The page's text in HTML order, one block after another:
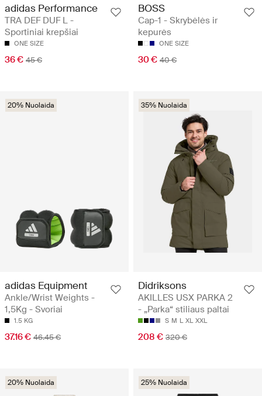
adidas Performance
TRA DEF DUF L -
Sportiniai krepšiai
ONE SIZE
36 € 45 €
BOSS
Cap-1 - Skrybėlės ir
kepurės
ONE SIZE
30 € 40 €
20% Nuolaida
adidas Equipment
Ankle/Wrist Weights -
1,5Kg - Svoriai
1.5 KG
37.16 € 46.45 €
35% Nuolaida
Didriksons
AKILLES USX PARKA 2
- „Parka“ stiliaus paltai
S M L XL XXL
208 € 320 €
20% Nuolaida 25% Nuolaida